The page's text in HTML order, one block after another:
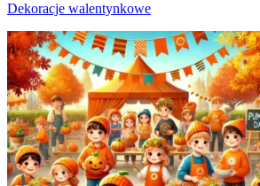
Dekoracje walentynkowe